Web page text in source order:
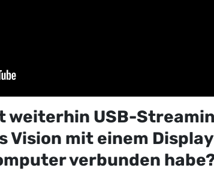
weiterhin USB-
Vision mit einem
verbunden